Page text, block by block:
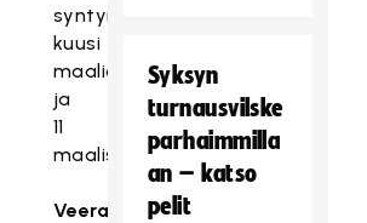
syntynyt
kuusi
maalia
ja
11
maalisyöttöä.
Veera
Syksyn
turnausvilske
parhaimmilla
an – katso
pelit